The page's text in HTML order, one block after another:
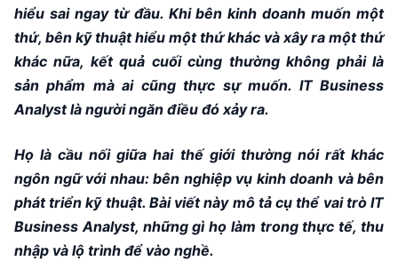
hiểu sai ngay từ đầu. Khi bên kinh doanh muốn một
thứ, bên kỹ thuật hiểu một thứ khác và xây ra một thứ
khác nữa, kết quả cuối cùng thường không phải là
sản phẩm mà ai cũng thực sự muốn. IT Business
Analyst là người ngăn điều đó xảy ra.
Họ là cầu nối giữa hai thế giới thường nói rất khác
ngôn ngữ với nhau: bên nghiệp vụ kinh doanh và bên
phát triển kỹ thuật. Bài viết này mô tả cụ thể vai trò IT
Business Analyst, những gì họ làm trong thực tế, thu
nhập và lộ trình để vào nghề.